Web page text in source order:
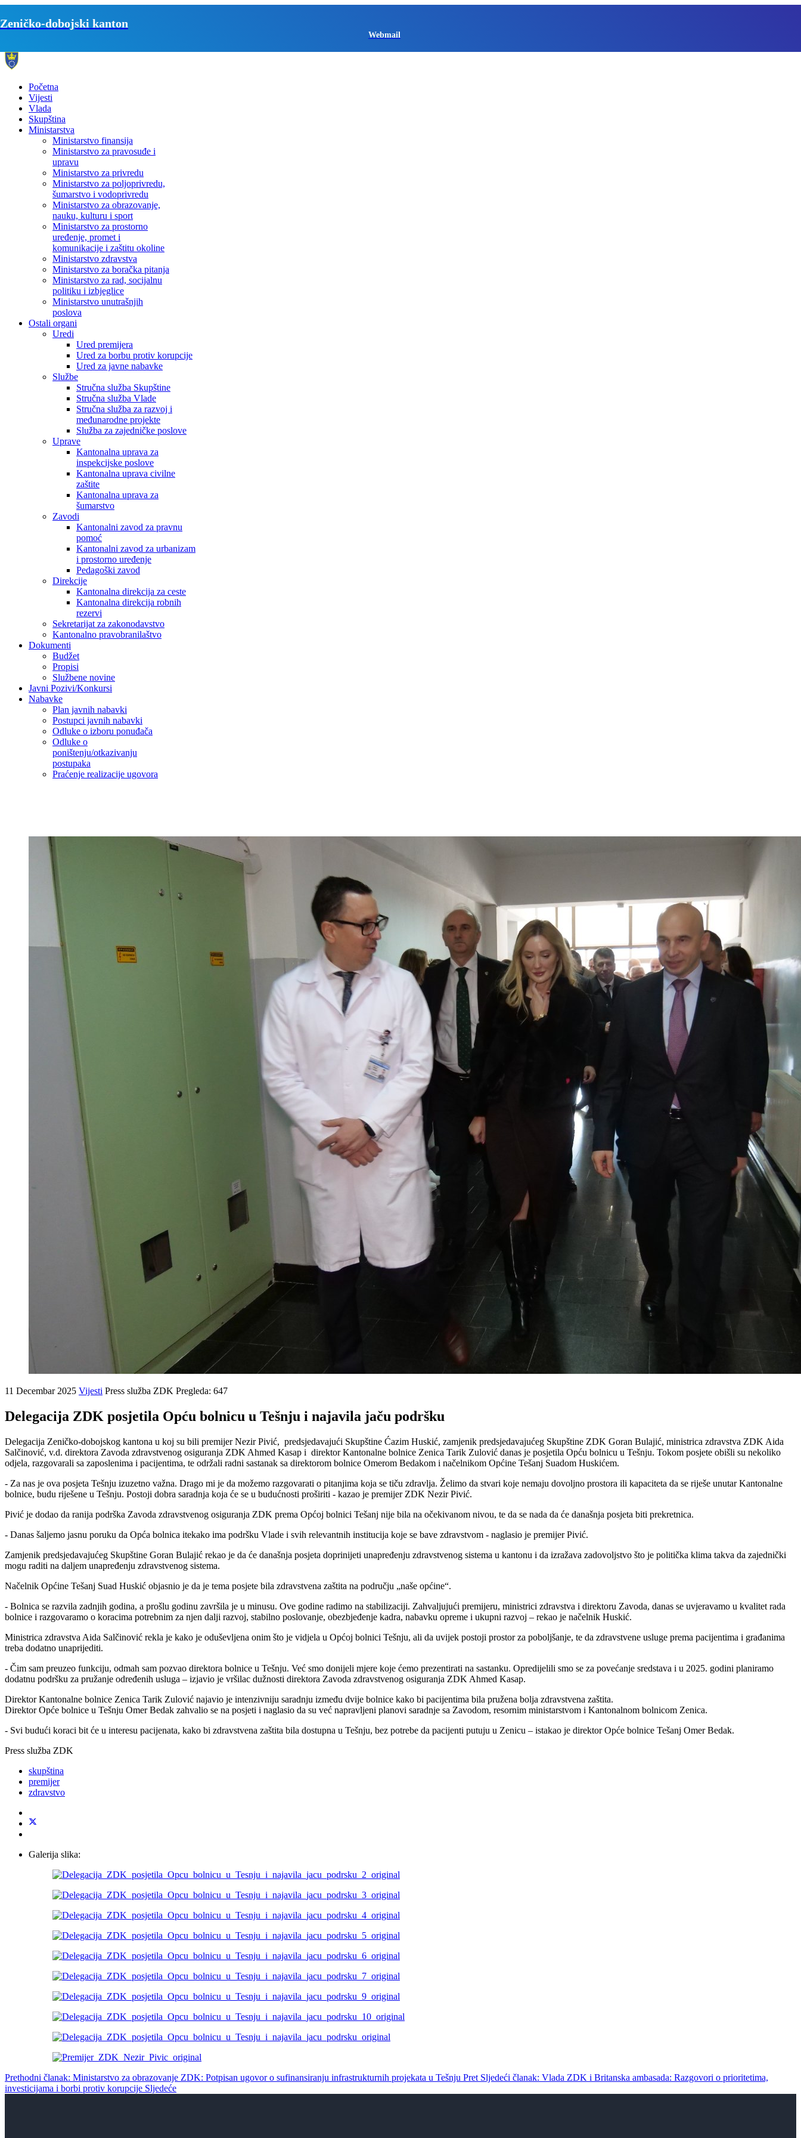
Zeničko-dobojski kanton
Webmail
Početna
Vijesti
Vlada
Skupština
Ministarstva
Ministarstvo finansija
Ministarstvo za pravosuđe i
upravu
Ministarstvo za privredu
Ministarstvo za poljoprivredu,
šumarstvo i vodoprivredu
Ministarstvo za obrazovanje,
nauku, kulturu i sport
Ministarstvo za prostorno
uređenje, promet i
komunikacije i zaštitu okoline
Ministarstvo zdravstva
Ministarstvo za boračka pitanja
Ministarstvo za rad, socijalnu
politiku i izbjeglice
Ministarstvo unutrašnjih
poslova
Ostali organi
Uredi
Ured premijera
Ured za borbu protiv korupcije
Ured za javne nabavke
Službe
Stručna služba Skupštine
Stručna služba Vlade
Stručna služba za razvoj i
međunarodne projekte
Služba za zajedničke poslove
Uprave
Kantonalna uprava za
inspekcijske poslove
Kantonalna uprava civilne
zaštite
Kantonalna uprava za
šumarstvo
Zavodi
Kantonalni zavod za pravnu
pomoć
Kantonalni zavod za urbanizam
i prostorno uređenje
Pedagoški zavod
Direkcije
Kantonalna direkcija za ceste
Kantonalna direkcija robnih
rezervi
Sekretarijat za zakonodavstvo
Kantonalno pravobranilaštvo
Dokumenti
Budžet
Propisi
Službene novine
Javni Pozivi/Konkursi
Nabavke
Plan javnih nabavki
Postupci javnih nabavki
Odluke o izboru ponuđača
Odluke o
poništenju/otkazivanju
postupaka
Praćenje realizacije ugovora
11 Decembar 2025 Vijesti Press služba ZDK Pregleda: 647
Delegacija ZDK posjetila Opću bolnicu u Tešnju i najavila jaču podršku
Delegacija Zeničko-dobojskog kantona u koj su bili premijer Nezir Pivić, predsjedavajući Skupštine Ćazim Huskić, zamjenik predsjedavajućeg Skupštine ZDK Goran Bulajić, ministrica zdravstva ZDK Aida
Salčinović, v.d. direktora Zavoda zdravstvenog osiguranja ZDK Ahmed Kasap i direktor Kantonalne bolnice Zenica Tarik Zulović danas je posjetila Opću bolnicu u Tešnju. Tokom posjete obišli su nekoliko
odjela, razgovarali sa zaposlenima i pacijentima, te održali radni sastanak sa direktorom bolnice Omerom Bedakom i načelnikom Općine Tešanj Suadom Huskićem.
- Za nas je ova posjeta Tešnju izuzetno važna. Drago mi je da možemo razgovarati o pitanjima koja se tiču zdravlja. Želimo da stvari koje nemaju dovoljno prostora ili kapaciteta da se riješe unutar Kantonalne
bolnice, budu riješene u Tešnju. Postoji dobra saradnja koja će se u budućnosti proširiti - kazao je premijer ZDK Nezir Pivić.
Pivić je dodao da ranija podrška Zavoda zdravstvenog osiguranja ZDK prema Općoj bolnici Tešanj nije bila na očekivanom nivou, te da se nada da će današnja posjeta biti prekretnica.
- Danas šaljemo jasnu poruku da Opća bolnica itekako ima podršku Vlade i svih relevantnih institucija koje se bave zdravstvom - naglasio je premijer Pivić.
Zamjenik predsjedavajućeg Skupštine Goran Bulajić rekao je da će današnja posjeta doprinijeti unapređenju zdravstvenog sistema u kantonu i da izražava zadovoljstvo što je politička klima takva da zajednički
mogu raditi na daljem unapređenju zdravstvenog sistema.
Načelnik Općine Tešanj Suad Huskić objasnio je da je tema posjete bila zdravstvena zaštita na području „naše općine“.
- Bolnica se razvila zadnjih godina, a prošlu godinu završila je u minusu. Ove godine radimo na stabilizaciji. Zahvaljujući premijeru, ministrici zdravstva i direktoru Zavoda, danas se uvjeravamo u kvalitet rada
bolnice i razgovaramo o koracima potrebnim za njen dalji razvoj, stabilno poslovanje, obezbjeđenje kadra, nabavku opreme i ukupni razvoj – rekao je načelnik Huskić.
Ministrica zdravstva Aida Salčinović rekla je kako je oduševljena onim što je vidjela u Općoj bolnici Tešnju, ali da uvijek postoji prostor za poboljšanje, te da zdravstvene usluge prema pacijentima i građanima
treba dodatno unaprijediti.
- Čim sam preuzeo funkciju, odmah sam pozvao direktora bolnice u Tešnju. Već smo donijeli mjere koje ćemo prezentirati na sastanku. Opredijelili smo se za povećanje sredstava i u 2025. godini planiramo
dodatnu podršku za pružanje određenih usluga – izjavio je vršilac dužnosti direktora Zavoda zdravstvenog osiguranja ZDK Ahmed Kasap.
Direktor Kantonalne bolnice Zenica Tarik Zulović najavio je intenzivniju saradnju između dvije bolnice kako bi pacijentima bila pružena bolja zdravstvena zaštita.
Direktor Opće bolnice u Tešnju Omer Bedak zahvalio se na posjeti i naglasio da su već napravljeni planovi saradnje sa Zavodom, resornim ministarstvom i Kantonalnom bolnicom Zenica.
- Svi budući koraci bit će u interesu pacijenata, kako bi zdravstvena zaštita bila dostupna u Tešnju, bez potrebe da pacijenti putuju u Zenicu – istakao je direktor Opće bolnice Tešanj Omer Bedak.
Press služba ZDK
skupština
premijer
zdravstvo
Galerija slika:
Prethodni članak: Ministarstvo za obrazovanje ZDK: Potpisan ugovor o sufinansiranju infrastrukturnih projekata u Tešnju Pret Sljedeći članak: Vlada ZDK i Britanska ambasada: Razgovori o prioritetima,
investicijama i borbi protiv korupcije Sljedeće